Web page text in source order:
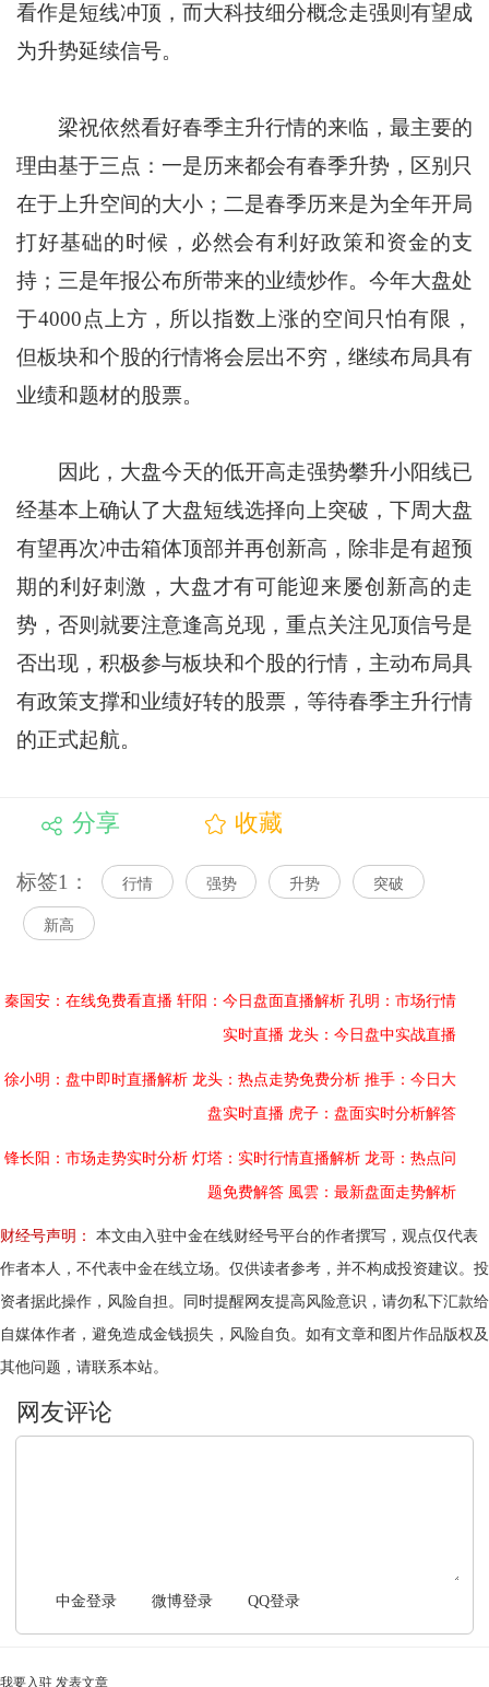
看作是短线冲顶，而大科技细分概念走强则有望成
为升势延续信号。
梁祝依然看好春季主升行情的来临，最主要的
理由基于三点：一是历来都会有春季升势，区别只
在于上升空间的大小；二是春季历来是为全年开局
打好基础的时候，必然会有利好政策和资金的支
持；三是年报公布所带来的业绩炒作。今年大盘处
于4000点上方，所以指数上涨的空间只怕有限，
但板块和个股的行情将会层出不穷，继续布局具有
业绩和题材的股票。
因此，大盘今天的低开高走强势攀升小阳线已
经基本上确认了大盘短线选择向上突破，下周大盘
有望再次冲击箱体顶部并再创新高，除非是有超预
期的利好刺激，大盘才有可能迎来屡创新高的走
势，否则就要注意逢高兑现，重点关注见顶信号是
否出现，积极参与板块和个股的行情，主动布局具
有政策支撑和业绩好转的股票，等待春季主升行情
的正式起航。
分享 收藏
标签1： 行情 强势 升势 突破
新高
秦国安：在线免费看直播 轩阳：今日盘面直播解析 孔明：市场行情
实时直播 龙头：今日盘中实战直播
徐小明：盘中即时直播解析 龙头：热点走势免费分析 推手：今日大
盘实时直播 虎子：盘面实时分析解答
锋长阳：市场走势实时分析 灯塔：实时行情直播解析 龙哥：热点问
题免费解答 風雲：最新盘面走势解析
财经号声明：
本文由入驻中金在线财经号平台的作者撰写，观点仅代表
作者本人，不代表中金在线立场。仅供读者参考，并不构成投资建议。投
资者据此操作，风险自担。同时提醒网友提高风险意识，请勿私下汇款给
自媒体作者，避免造成金钱损失，风险自负。如有文章和图片作品版权及
其他问题，请联系本站。
中金登录 微博登录 QQ登录
我要入驻 发表文章